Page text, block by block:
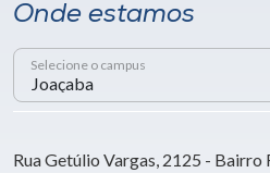
Onde estamos
Selecione o campus
Rua Getúlio Vargas, 2125 - Bairro